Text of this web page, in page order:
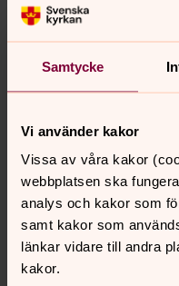
Samtycke
Vi använder kakor
Vissa av våra kakor
webbplatsen ska
analys och kakor som
samt kakor som
länkar vidare till andra
kakor.
22 jun 2026
Morups kyrka
Konstnärsfotograf
fotokonst i Morups
sig från natur till
Morup - Intryck från
Helgas Kafe
22 jun 2026–3 sep
Heliga